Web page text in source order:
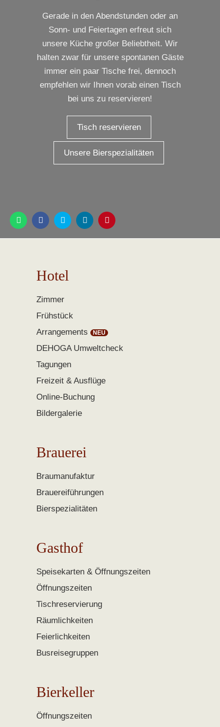
Gerade in den Abendstunden oder an
Sonn- und Feiertagen erfreut sich
unsere Küche großer Beliebtheit. Wir
halten zwar für unsere spontanen Gäste
immer ein paar Tische frei, dennoch
empfehlen wir Ihnen vorab einen Tisch
bei uns zu reservieren!
Tisch reservieren
Unsere Bierspezialitäten
Hotel
Zimmer
Frühstück
Arrangements
DEHOGA Umweltcheck
Tagungen
Freizeit & Ausflüge
Online-Buchung
Bildergalerie
Brauerei
Braumanufaktur
Brauereiführungen
Bierspezialitäten
Gasthof
Speisekarten & Öffnungszeiten
Öffnungszeiten
Tischreservierung
Räumlichkeiten
Feierlichkeiten
Busreisegruppen
Bierkeller
Öffnungszeiten